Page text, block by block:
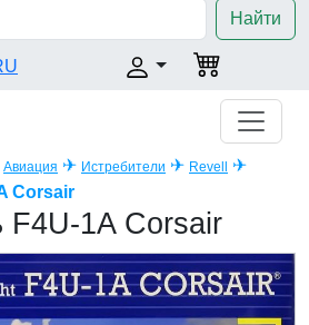
Найти
Авиация ✈ Истребители ✈ Revell
✈
Corsair
F4U-1A Corsair